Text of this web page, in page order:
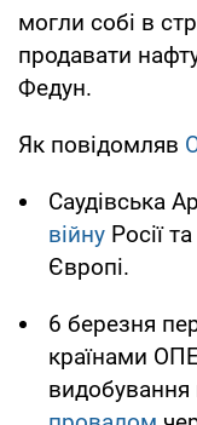
могли собі в
продавати
Федун.
Як повідомляв
Саудівська
війну Росії
Європі.
6 березня
країнами
видобування